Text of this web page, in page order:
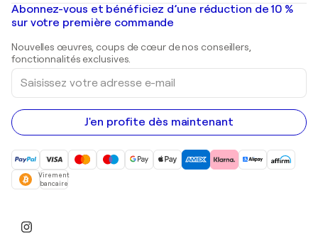
Mr. Brainwash
Shepard Fairey
Peintures de paysage
Estampes
Peintures acryliques
Galeries d'art en France
Galeries d'art en Belgique
Abonnez-vous et bénéficiez d’une réduction de 10 %
sur votre première commande
Nouvelles œuvres, coups de cœur de nos conseillers,
fonctionnalités exclusives.
Saisissez
votre
adresse
e-
mail
J'en profite dès maintenant
Virement
bancaire